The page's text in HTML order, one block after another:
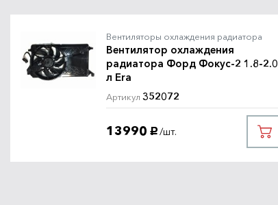
Behr-Hella
Behr
1
Вентиляторы охлаждения радиатора
Вентилятор охлаждения
радиатора Форд Фокус-2 1.8-2.0
л Era
Артикул 352072
13990 руб. /шт.